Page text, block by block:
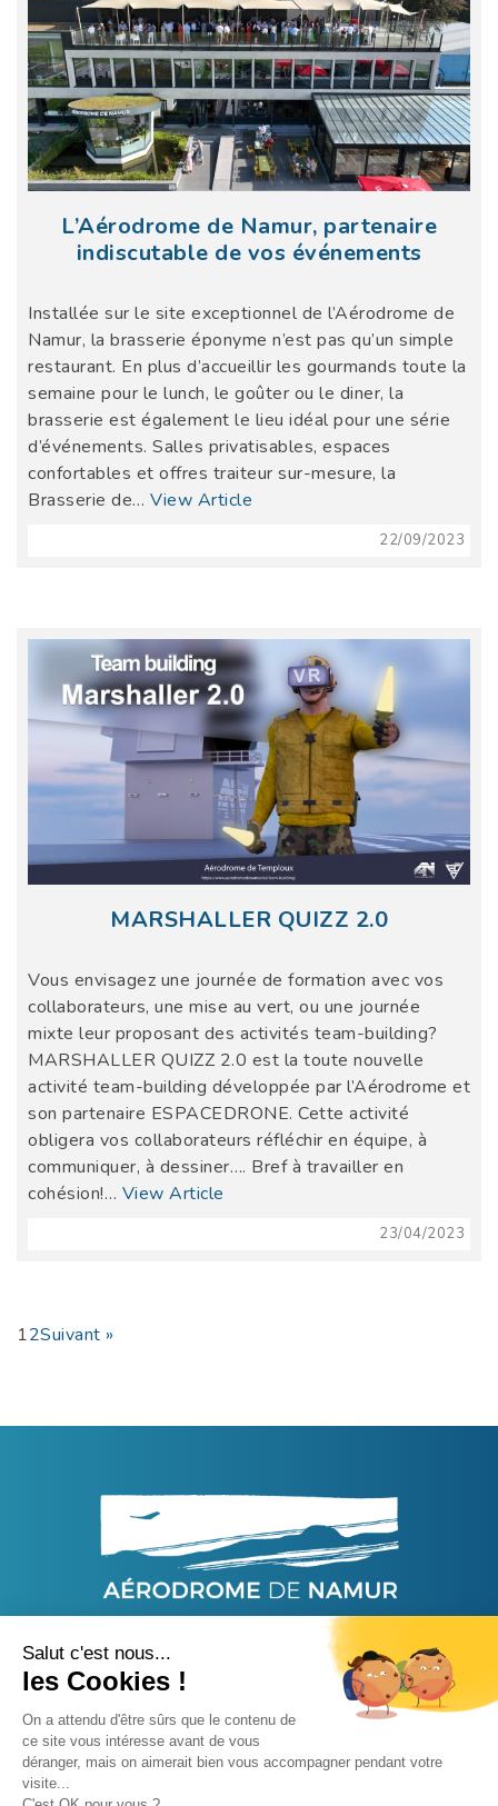
L’Aérodrome de Namur, partenaire
indiscutable de vos événements
Installée sur le site exceptionnel de l’Aérodrome de
Namur, la brasserie éponyme n’est pas qu’un simple
restaurant. En plus d’accueillir les gourmands toute la
semaine pour le lunch, le goûter ou le diner, la
brasserie est également le lieu idéal pour une série
d’événements. Salles privatisables, espaces
confortables et offres traiteur sur-mesure, la
Brasserie de… View Article
22/09/2023
MARSHALLER QUIZZ 2.0
Vous envisagez une journée de formation avec vos
collaborateurs, une mise au vert, ou une journée
mixte leur proposant des activités team-building?
MARSHALLER QUIZZ 2.0 est la toute nouvelle
activité team-building développée par l’Aérodrome et
son partenaire ESPACEDRONE. Cette activité
obligera vos collaborateurs réfléchir en équipe, à
communiquer, à dessiner…. Bref à travailler en
cohésion!… View Article
23/04/2023
12Suivant »
44, Rue Capitaine Aviateur Jacquet - 5020 Namur
info@aerodromedenamur.be
+32 81-55 93 55
BE 0425.648.074